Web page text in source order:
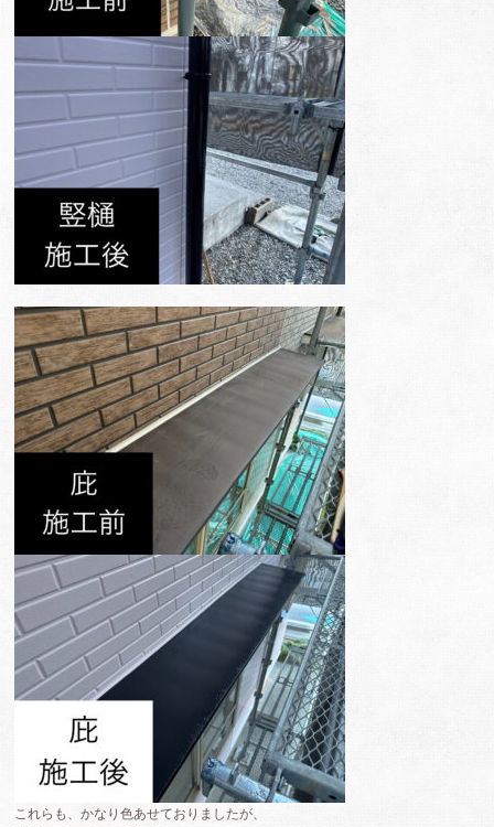
これらも、かなり色あせておりましたが、